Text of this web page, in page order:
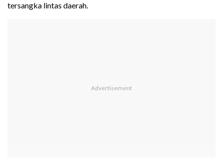
tersangka lintas daerah.